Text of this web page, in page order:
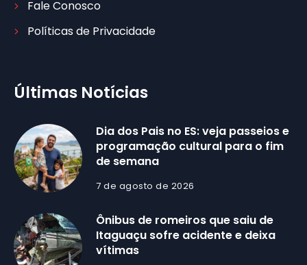
Fale Conosco
Políticas de Privacidade
Últimas Notícias
Dia dos Pais no ES: veja passeios e
programação cultural para o fim
de semana
7 de agosto de 2026
Ônibus de romeiros que saiu de
Itaguaçu sofre acidente e deixa
vítimas